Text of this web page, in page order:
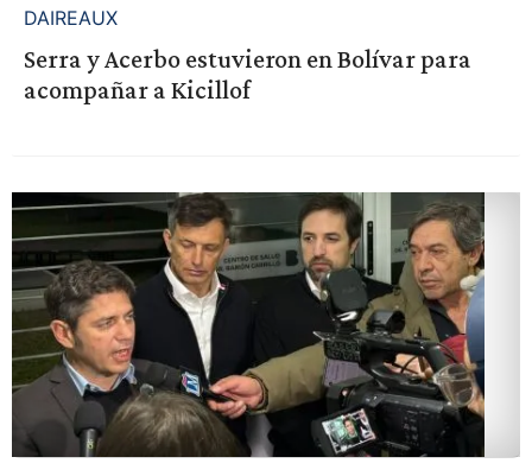
DAIREAUX
Serra y Acerbo estuvieron en Bolívar para
acompañar a Kicillof